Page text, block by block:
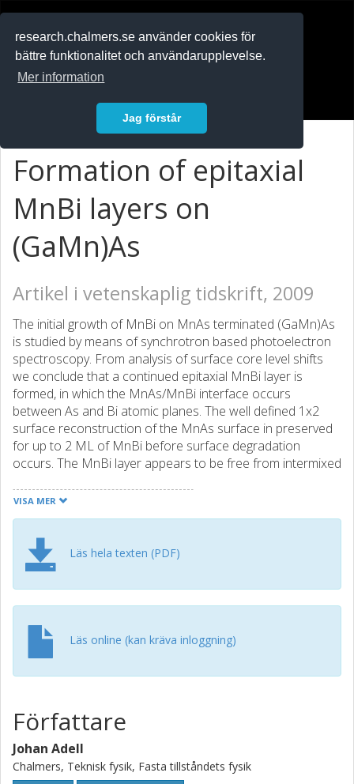
research.chalmers.se använder cookies för
bättre funktionalitet och användarupplevelse.
Mer information
Jag förstår
Formation of epitaxial
MnBi layers on
(GaMn)As
Artikel i vetenskaplig tidskrift, 2009
The initial growth of MnBi on MnAs terminated (GaMn)As
is studied by means of synchrotron based photoelectron
spectroscopy. From analysis of surface core level shifts
we conclude that a continued epitaxial MnBi layer is
formed, in which the MnAs/MnBi interface occurs
between As and Bi atomic planes. The well defined 1x2
surface reconstruction of the MnAs surface in preserved
for up to 2 ML of MnBi before surface degradation
occurs. The MnBi layer appears to be free from intermixed
VISA MER
Läs hela texten (PDF)
Läs online (kan kräva inloggning)
Författare
Johan Adell
Chalmers, Teknisk fysik, Fasta tillståndets fysik